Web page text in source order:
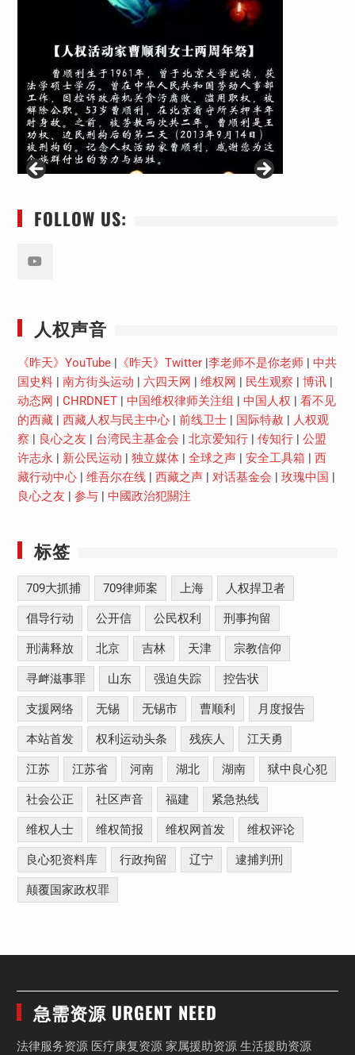
FOLLOW US:
人权声音
《昨天》YouTube| 《昨天》Twitter|李老师不是你老师| 中共
国史料| 南方街头运动 | 六四天网 | 维权网 | 民生观察 | 博讯|
动态网 | CHRDNET| 中国维权律师关注组 | 中国人权 | 看不见
的西藏| 西藏人权与民主中心| 前线卫士| 国际特赦 | 人权观
察 | 良心之友 | 台湾民主基金会 | 北京爱知行| 传知行| 公盟
许志永 | 新公民运动 | 独立媒体| 全球之声| 安全工具箱 | 西
藏行动中心| 维吾尔在线| 西藏之声| 对话基金会 | 玫瑰中国 |
良心之友 | 参与| 中國政治犯關注
标签
709大抓捕 709律师案 上海 人权捍卫者
倡导行动 公开信 公民权利 刑事拘留
刑满释放 北京 吉林 天津 宗教信仰
寻衅滋事罪 山东 强迫失踪 控告状
支援网络 无锡 无锡市 曹顺利 月度报告
本站首发 权利运动头条 残疾人 江天勇
江苏 江苏省 河南 湖北 湖南 狱中良心犯
社会公正 社区声音 福建 紧急热线
维权人士 维权简报 维权网首发 维权评论
良心犯资料库 行政拘留 辽宁 逮捕判刑
颠覆国家政权罪
急需资源 URGENT NEED
法律服务资源 医疗康复资源 家属援助资源 生活援助资源